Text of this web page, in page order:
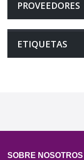
PROVEEDORES
ETIQUETAS
SOBRE NOSOTROS